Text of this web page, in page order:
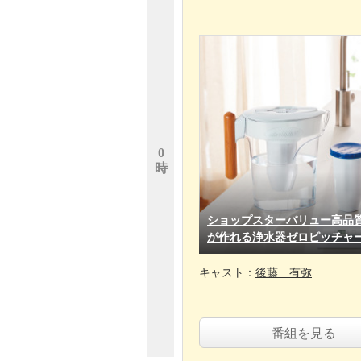
0
時
ショップスターバリュー高品
が作れる浄水器ゼロピッチャ
キャスト： 後藤 有弥
番組を見る